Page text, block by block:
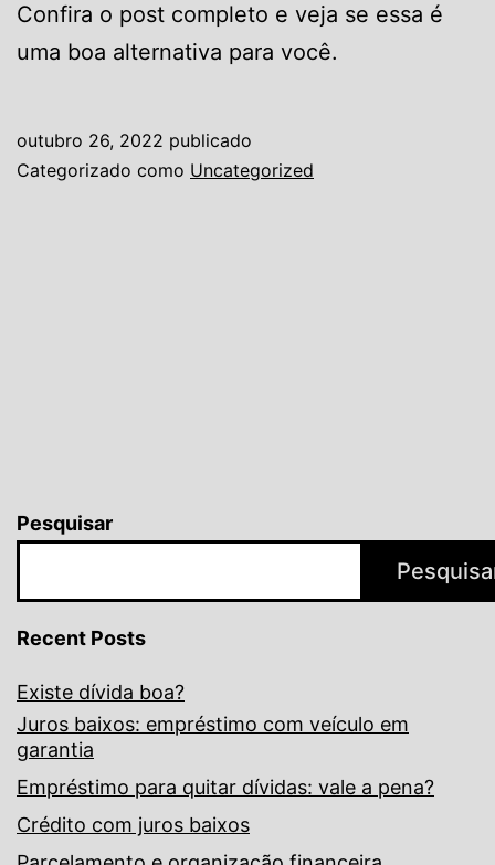
Confira o post completo e veja se essa é
uma boa alternativa para você.
outubro 26, 2022 publicado
Categorizado como Uncategorized
Pesquisar
Recent Posts
Existe dívida boa?
Juros baixos: empréstimo com veículo em
garantia
Empréstimo para quitar dívidas: vale a pena?
Crédito com juros baixos